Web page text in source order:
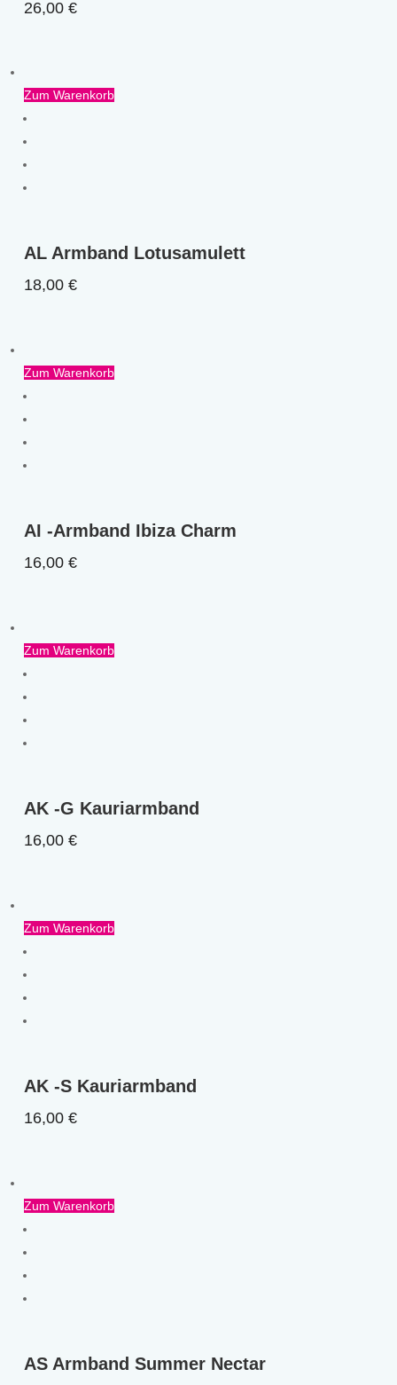
26,00€
Zum Warenkorb
AL Armband Lotusamulett
18,00€
Zum Warenkorb
AI -Armband Ibiza Charm
16,00€
Zum Warenkorb
AK -G Kauriarmband
16,00€
Zum Warenkorb
AK -S Kauriarmband
16,00€
Zum Warenkorb
AS Armband Summer Nectar